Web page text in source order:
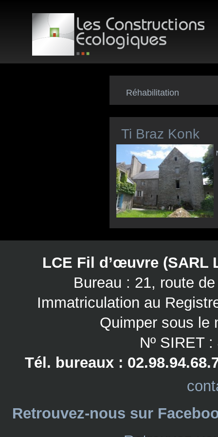
Réhabilitation
Ti Braz Konk
LCE Fil d’œuvre
Bureau : 21, route
Immatriculation au
Quimper sous le
Nº SIRET
Tél. bureaux :
Retrouvez-nous sur